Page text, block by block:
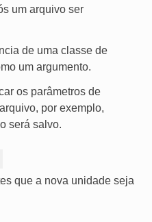
um arquivo ser
de uma classe de
um argumento.
os parâmetros de
por exemplo,
será salvo.
que a nova unidade seja